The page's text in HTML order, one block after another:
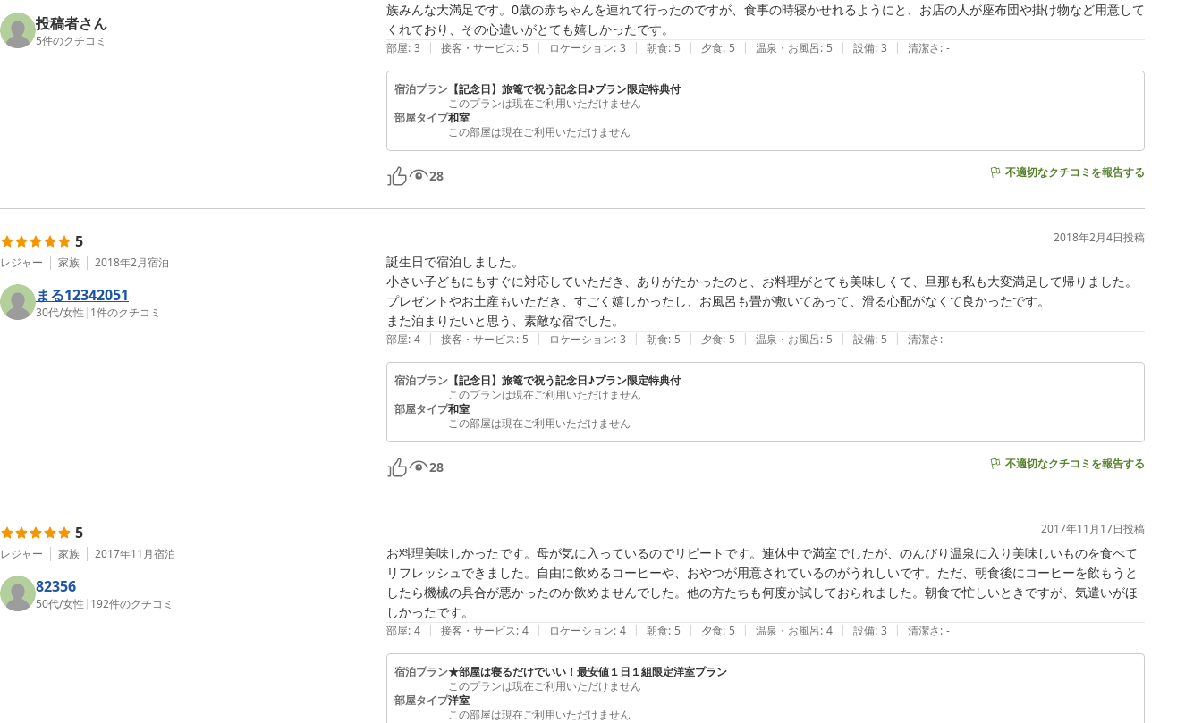
投稿者さん
5件のクチコミ
族みんな大満足です。0歳の赤ちゃんを連れて行ったのですが、食事の時寝かせれるようにと、お店の人が座布団や掛け物など用意して
くれており、その心遣いがとても嬉しかったです。
部屋: 3 | 接客・サービス: 5 | ロケーション: 3 | 朝食: 5 | 夕食: 5 | 温泉・お風呂: 5 | 設備: 3 | 清潔さ: -
宿泊プラン 【記念日】旅篭で祝う記念日♪プラン限定特典付
このプランは現在ご利用いただけません
部屋タイプ和室
この部屋は現在ご利用いただけません
28 不適切なクチコミを報告する
5
レジャー 家族 2018年2月宿泊
まる12342051
30代/女性 | 1件のクチコミ
2018年2月4日投稿
誕生日で宿泊しました。
小さい子どもにもすぐに対応していただき、ありがたかったのと、お料理がとても美味しくて、旦那も私も大変満足して帰りました。
プレゼントやお土産もいただき、すごく嬉しかったし、お風呂も畳が敷いてあって、滑る心配がなくて良かったです。
また泊まりたいと思う、素敵な宿でした。
部屋: 4 | 接客・サービス: 5 | ロケーション: 3 | 朝食: 5 | 夕食: 5 | 温泉・お風呂: 5 | 設備: 5 | 清潔さ: -
宿泊プラン 【記念日】旅篭で祝う記念日♪プラン限定特典付
このプランは現在ご利用いただけません
部屋タイプ和室
この部屋は現在ご利用いただけません
28 不適切なクチコミを報告する
5
レジャー 家族 2017年11月宿泊
82356
50代/女性 | 192件のクチコミ
2017年11月17日投稿
お料理美味しかったです。母が気に入っているのでリピートです。連休中で満室でしたが、のんびり温泉に入り美味しいものを食べて
リフレッシュできました。自由に飲めるコーヒーや、おやつが用意されているのがうれしいです。ただ、朝食後にコーヒーを飲もうと
したら機械の具合が悪かったのか飲めませんでした。他の方たちも何度か試しておられました。朝食で忙しいときですが、気遣いがほ
しかったです。
部屋: 4 | 接客・サービス: 4 | ロケーション: 4 | 朝食: 5 | 夕食: 5 | 温泉・お風呂: 4 | 設備: 3 | 清潔さ: -
宿泊プラン★部屋は寝るだけでいい！最安値１日１組限定洋室プラン
このプランは現在ご利用いただけません
部屋タイプ洋室
この部屋は現在ご利用いただけません